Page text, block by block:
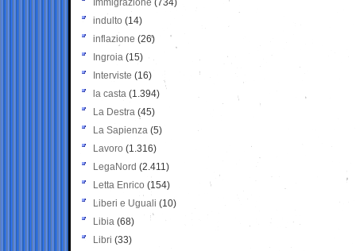
Immigrazione (734)
indulto (14)
inflazione (26)
Ingroia (15)
Interviste (16)
la casta (1.394)
La Destra (45)
La Sapienza (5)
Lavoro (1.316)
LegaNord (2.411)
Letta Enrico (154)
Liberi e Uguali (10)
Libia (68)
Libri (33)